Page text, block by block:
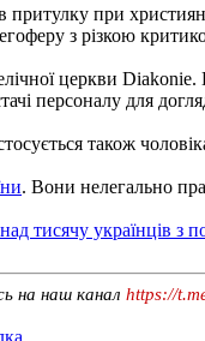
при
з різкою
церкви
персоналу для
також
. Вони нелегально
тисячу українців з
на наш канал https://